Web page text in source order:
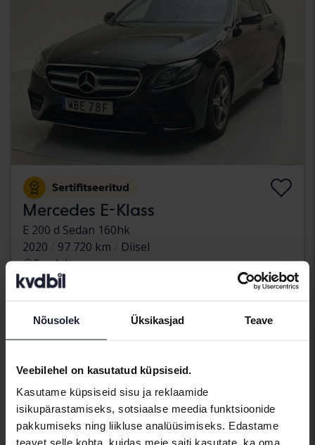
Nõusolek Üksikasjad Teave
Veebilehel on kasutatud küpsiseid.
Kasutame küpsiseid sisu ja reklaamide
isikupärastamiseks, sotsiaalse meedia funktsioonide
pakkumiseks ning liikluse analüüsimiseks. Edastame
teavet selle kohta, kuidas meie saiti kasutate, ka oma
Sertifitseeritud
Mercedes E-Klass
E 200 d Sedan 160hk
2020
97 720 km
Diisel
Svedala
Osta otse 289 800 SEK